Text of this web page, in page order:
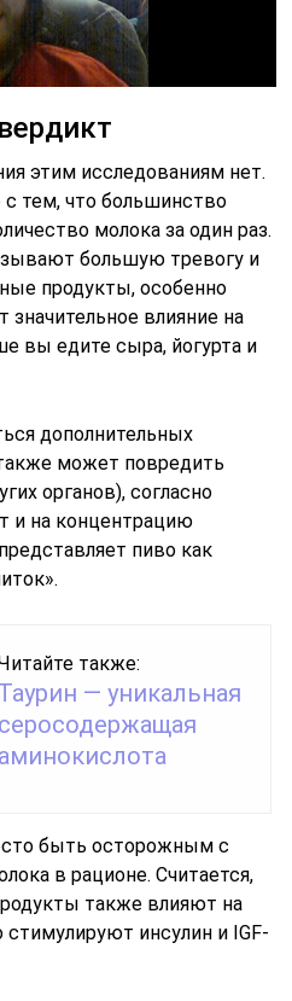
этим исследованиям нет.
тем, что большинство
молока за один раз.
большую тревогу и
продукты, особенно
влияние на
вы едите сыра, йогурта и
дополнительных
может повредить
органов), согласно
и на концентрацию
пиво как
также:
Таурин — уникальная
серосодержащая
аминокислота
быть осторожным с
в рационе. Считается,
также влияют на
стимулируют инсулин и IGF-